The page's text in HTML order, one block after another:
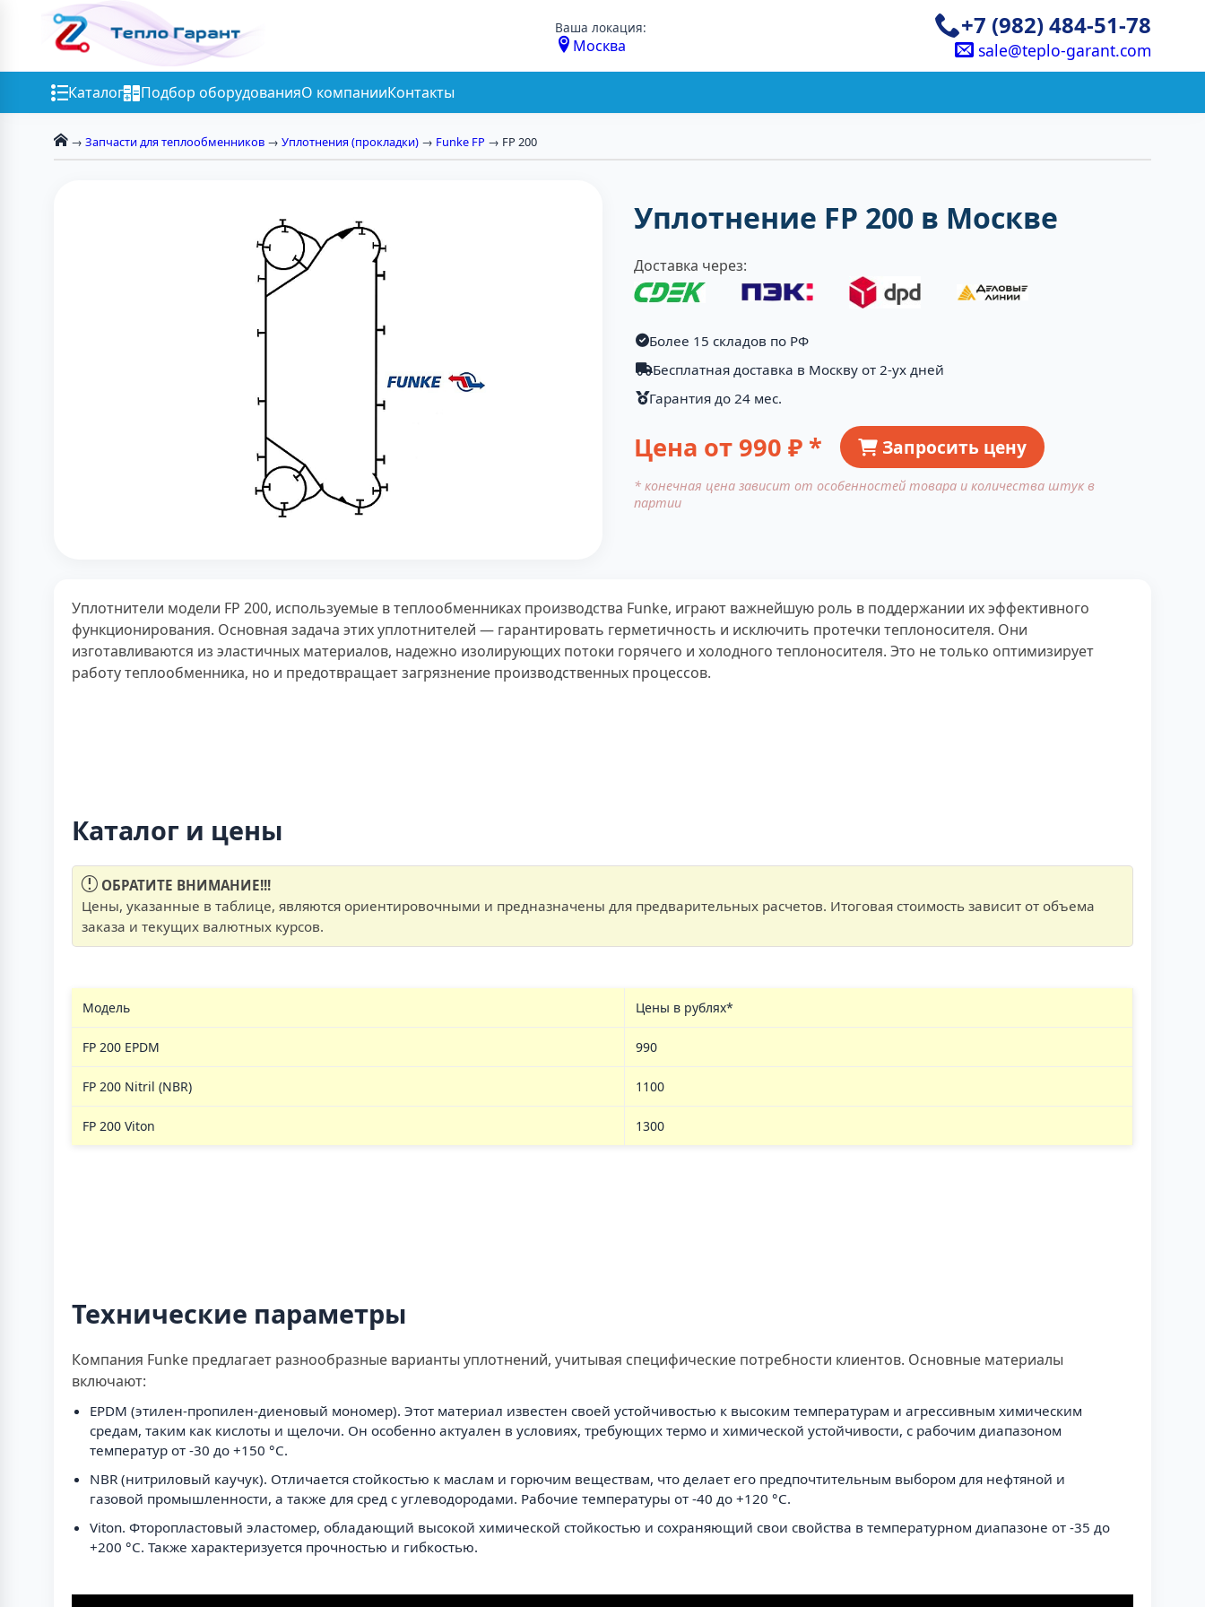
Ваша локация:
Москва
+7 (982) 484-51-78
sale@teplo-garant.com
Каталог Подбор оборудованияО компанииКонтакты
→ Запчасти для теплообменников → Уплотнения (прокладки) → Funke FP → FP 200
Уплотнение FP 200 в Москве
Доставка через:
Более 15 складов по РФ
Бесплатная доставка в Москву от 2-ух дней
Гарантия до 24 мес.
Цена от 990 ₽ * Запросить цену
* конечная цена зависит от особенностей товара и количества штук в
партии
Уплотнители модели FP 200, используемые в теплообменниках производства Funke, играют важнейшую роль в поддержании их эффективного
функционирования. Основная задача этих уплотнителей — гарантировать герметичность и исключить протечки теплоносителя. Они
изготавливаются из эластичных материалов, надежно изолирующих потоки горячего и холодного теплоносителя. Это не только оптимизирует
работу теплообменника, но и предотвращает загрязнение производственных процессов.
Каталог и цены
ОБРАТИТЕ ВНИМАНИЕ!!!
Цены, указанные в таблице, являются ориентировочными и предназначены для предварительных расчетов. Итоговая стоимость зависит от объема
заказа и текущих валютных курсов.
Модель Цены в рублях*
FP 200 EPDM 990
FP 200 Nitril (NBR) 1100
FP 200 Viton 1300
Технические параметры
Компания Funke предлагает разнообразные варианты уплотнений, учитывая специфические потребности клиентов. Основные материалы
включают:
EPDM (этилен-пропилен-диеновый мономер). Этот материал известен своей устойчивостью к высоким температурам и агрессивным химическим
средам, таким как кислоты и щелочи. Он особенно актуален в условиях, требующих термо и химической устойчивости, с рабочим диапазоном
температур от -30 до +150 °C.
NBR (нитриловый каучук). Отличается стойкостью к маслам и горючим веществам, что делает его предпочтительным выбором для нефтяной и
газовой промышленности, а также для сред с углеводородами. Рабочие температуры от -40 до +120 °C.
Viton. Фторопластовый эластомер, обладающий высокой химической стойкостью и сохраняющий свои свойства в температурном диапазоне от -35 до
+200 °C. Также характеризуется прочностью и гибкостью.